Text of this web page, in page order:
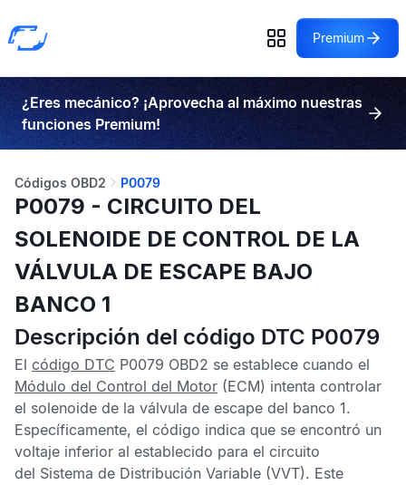
Premium
¿Eres mecánico? ¡Aprovecha al máximo nuestras
funciones Premium!
Códigos OBD2 P0079
P0079 - CIRCUITO DEL
SOLENOIDE DE CONTROL DE LA
VÁLVULA DE ESCAPE BAJO
BANCO 1
Descripción del código DTC P0079
El código DTC P0079 OBD2 se establece cuando el
Módulo del Control del Motor (ECM) intenta controlar
el solenoide de la válvula de escape del banco 1.
Específicamente, el código indica que se encontró un
voltaje inferior al establecido para el circuito
del Sistema de Distribución Variable (VVT). Este